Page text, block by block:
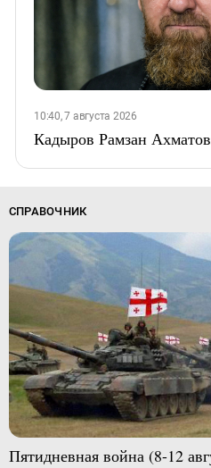
10:40, 7 августа 2026
Кадыров Рамзан
СПРАВОЧНИК
Пятидневная война (8-12